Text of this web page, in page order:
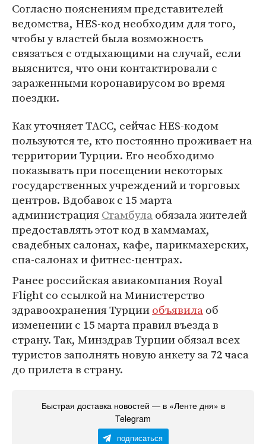
Согласно пояснениям представителей
ведомства, HES-код необходим для того,
чтобы у властей была возможность
связаться с отдыхающими на случай, если
выяснится, что они контактировали с
зараженными коронавирусом во время
поездки.
Как уточняет ТАСС, сейчас HES-кодом
пользуются те, кто постоянно проживает на
территории Турции. Его необходимо
показывать при посещении некоторых
государственных учреждений и торговых
центров. Вдобавок с 15 марта
администрацияСтамбулаобязала жителей
предоставлять этот код в хаммамах,
свадебных салонах, кафе, парикмахерских,
спа-салонах и фитнес-центрах.
Ранее российская авиакомпания Royal
Flight со ссылкой на Министерство
здравоохранения Турцииобъявилаоб
изменении с 15 марта правил въезда в
страну. Так, Минздрав Турции обязал всех
туристов заполнять новую анкету за 72 часа
до прилета в страну.
Быстрая доставка новостей — в «Ленте дня» в
Telegram
подписаться